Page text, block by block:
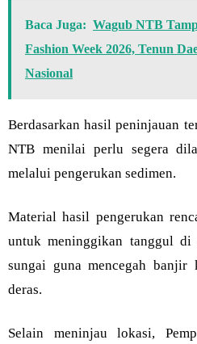
Baca Juga: Wagub NTB
Fashion Week 2026, Tenun
Nasional
Berdasarkan hasil peninjauan
NTB menilai perlu segera
melalui pengerukan sedimen.
Material hasil pengerukan
untuk meninggikan tanggul
sungai guna mencegah
deras.
Selain meninjau lokasi,